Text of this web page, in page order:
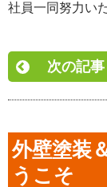
社員一同努力い
次の記事
外壁塗装
うこそ